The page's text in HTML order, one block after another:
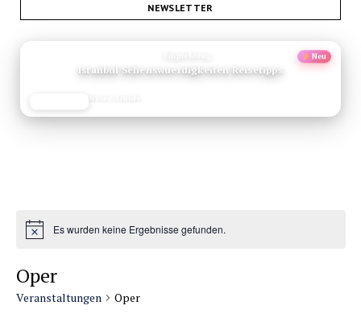
NEWSLETTER
Neu
Istanbul Sehenswuerdigkeiten Reisetipps
HinweisEs wurden keine Ergebnisse gefunden.
Oper
Veranstaltungen Oper